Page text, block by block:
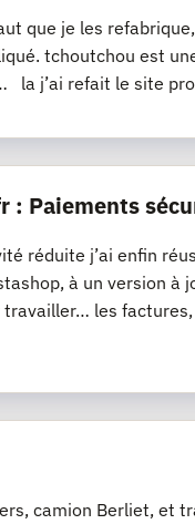
que je les
tchoutchou est
la j’ai refait le site
: Paiements
réduite j’ai enfin
à un version à
travailler… les
camion Berliet, et